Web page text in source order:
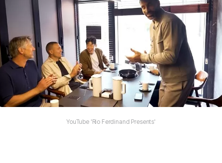
YouTube 'Rio Ferdinand Presents'